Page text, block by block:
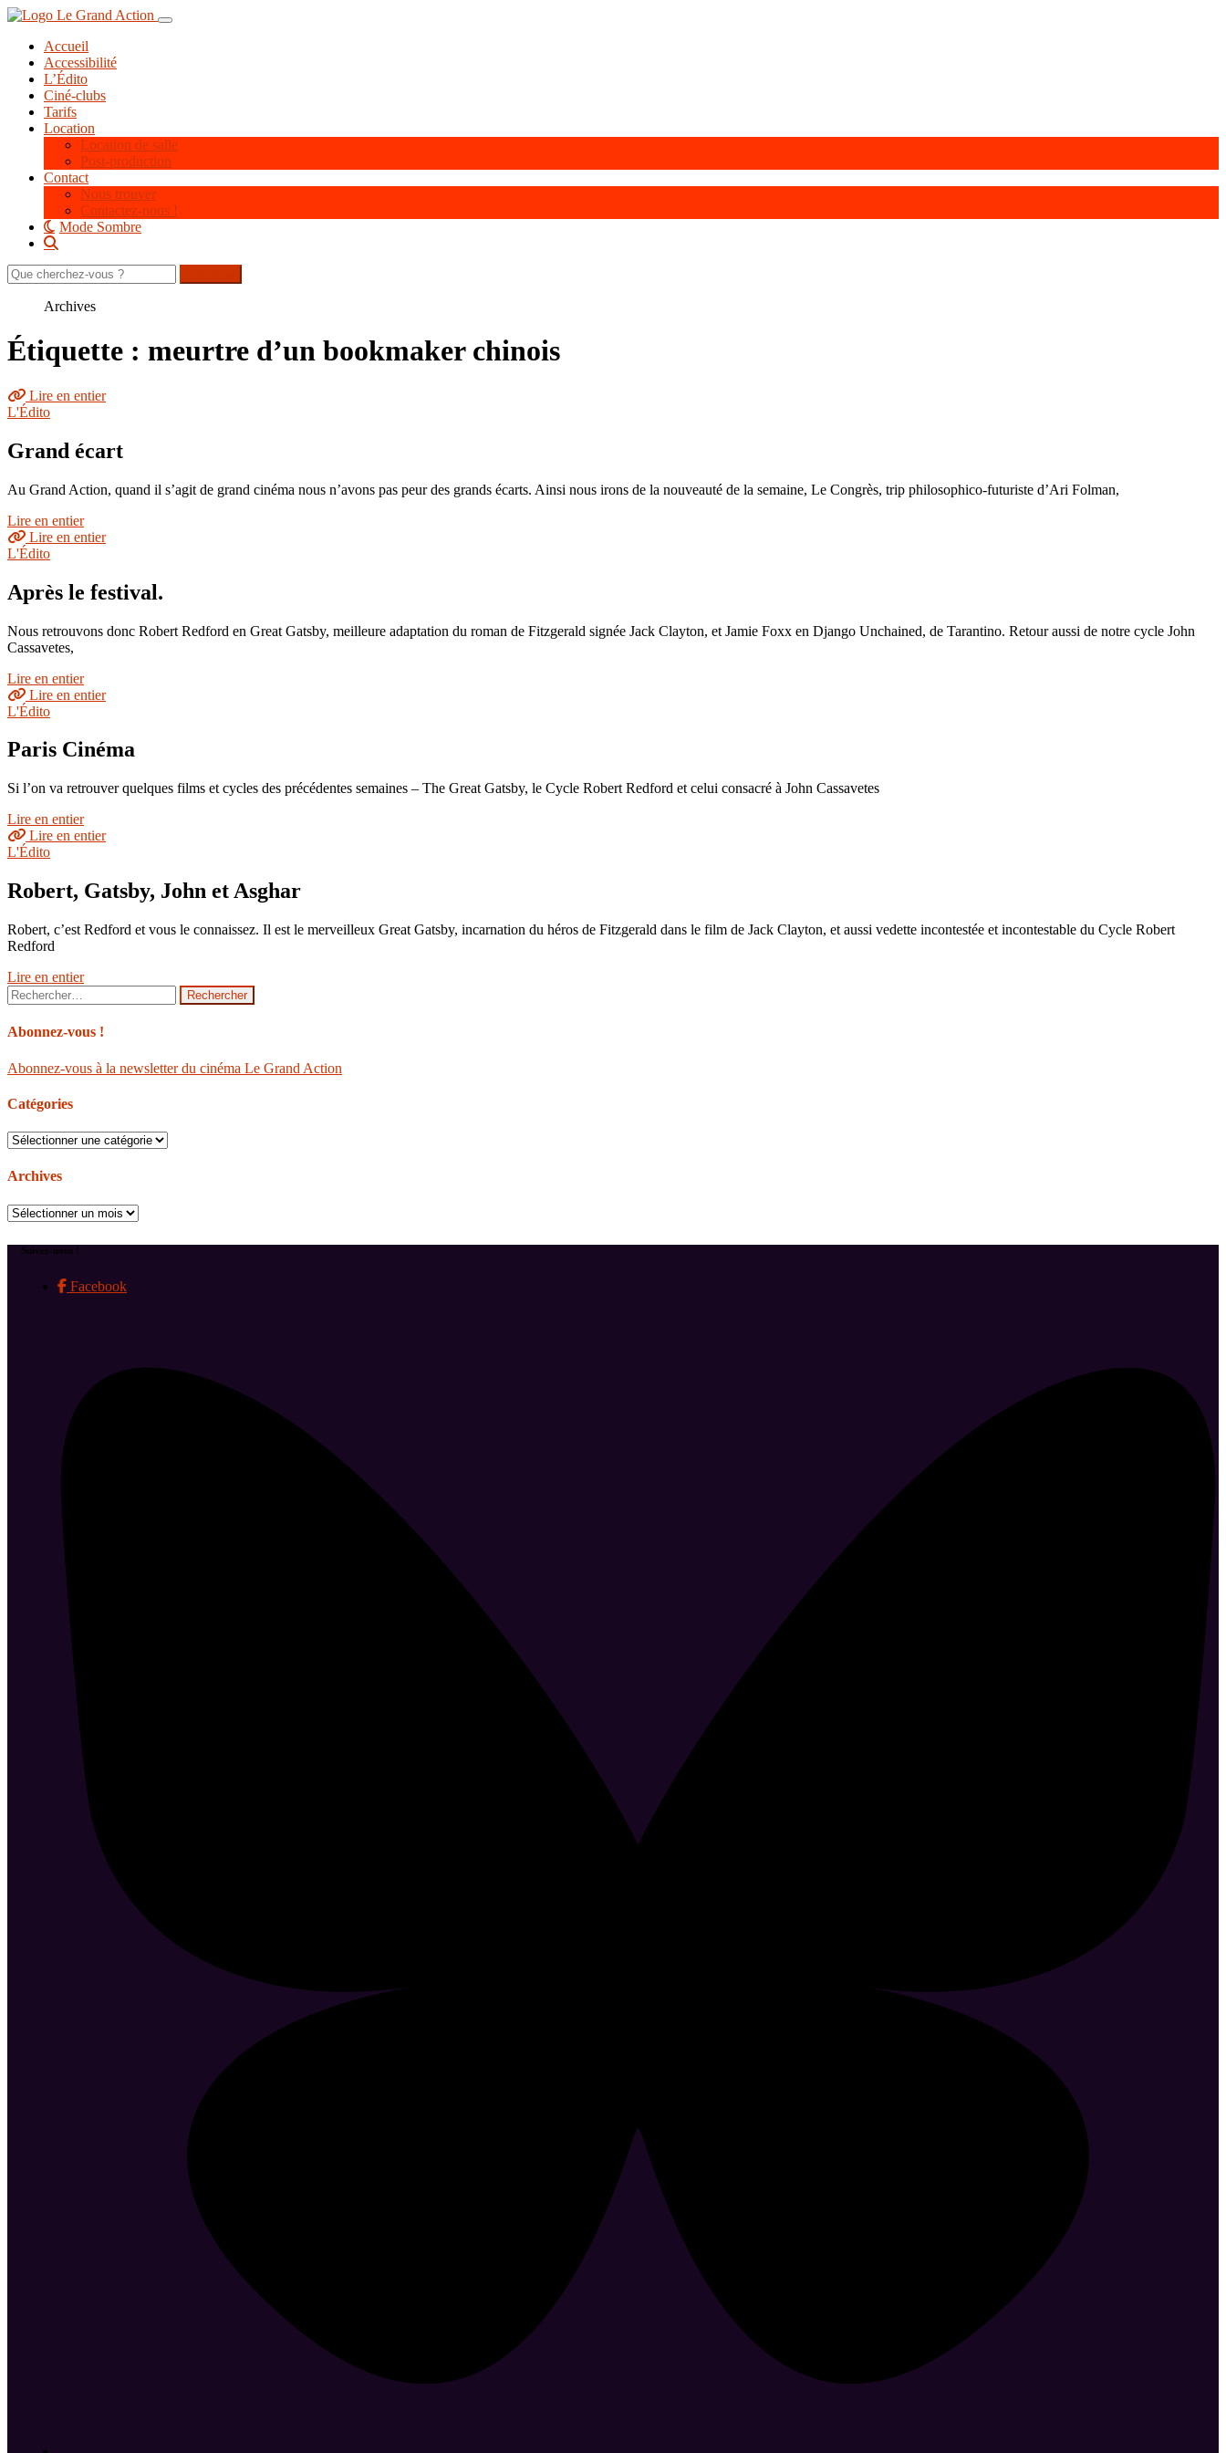
Aller
contenu
principal
Toggle navigation
Accueil
Accessibilité
L’Édito
Ciné-clubs
Tarifs
Location
Location de salle
Post-production
Contact
Nous trouver
Contactez-nous !
Mode Sombre
Rechercher
sur
Archives
Étiquette : meurtre d’un bookmaker chinois
Lire en entier
L'Édito
Grand écart
Au Grand Action, quand il s’agit de grand cinéma nous n’avons pas peur des grands écarts. Ainsi nous irons de la nouveauté de la semaine, Le Congrès, trip philosophico-futuriste d’Ari Folman,
Lire en entier
Lire en entier
L'Édito
Après le festival.
Nous retrouvons donc Robert Redford en Great Gatsby, meilleure adaptation du roman de Fitzgerald signée Jack Clayton, et Jamie Foxx en Django Unchained, de Tarantino. Retour aussi de notre cycle John
Cassavetes,
Lire en entier
Lire en entier
L'Édito
Paris Cinéma
Si l’on va retrouver quelques films et cycles des précédentes semaines – The Great Gatsby, le Cycle Robert Redford et celui consacré à John Cassavetes
Lire en entier
Lire en entier
L'Édito
Robert, Gatsby, John et Asghar
Robert, c’est Redford et vous le connaissez. Il est le merveilleux Great Gatsby, incarnation du héros de Fitzgerald dans le film de Jack Clayton, et aussi vedette incontestée et incontestable du Cycle Robert
Redford
Lire en entier
Rechercher :
Abonnez-vous !
Abonnez-vous à la newsletter du cinéma Le Grand Action
Catégories
Catégories
Archives
Archives
Suivez-nous !
Facebook